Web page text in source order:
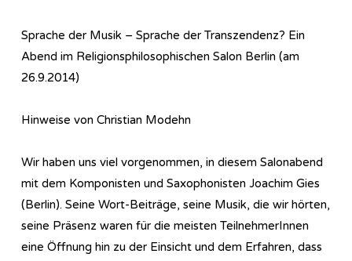
Sprache der Musik – Sprache der Transzendenz? Ein
Abend im Re­li­gi­ons­phi­lo­so­phi­sch­en Salon Berlin (am
26.9.2014)
Hinweise von Christian Modehn
Wir haben uns viel vorgenommen, in diesem Salonabend
mit dem Komponisten und Saxophonisten Joachim Gies
(Berlin). Seine Wort-Beiträge, seine Musik, die wir hörten,
seine Präsenz waren für die meisten TeilnehmerInnen
eine Öffnung hin zu der Einsicht und dem Erfahren, dass